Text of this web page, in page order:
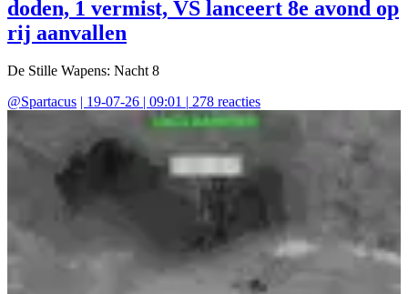
doden, 1 vermist, VS lanceert 8e avond op
rij aanvallen
De Stille Wapens: Nacht 8
@Spartacus 19-07-26 | 09:01 278 reacties